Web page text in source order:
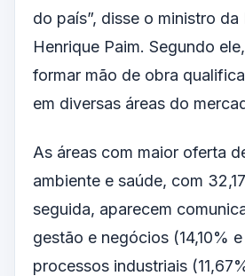
do país”, disse o ministro da
Henrique Paim. Segundo
formar mão de obra
em diversas áreas do
As áreas com maior oferta
ambiente e saúde, com
seguida, aparecem
gestão e negócios (14,10%
processos industriais